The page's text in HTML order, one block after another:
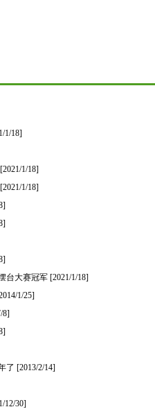
1/18]
[2021/1/18]
1/18]
台大赛冠军[2021/1/18]
1/25]
8]
了 [2013/2/14]
12/30]